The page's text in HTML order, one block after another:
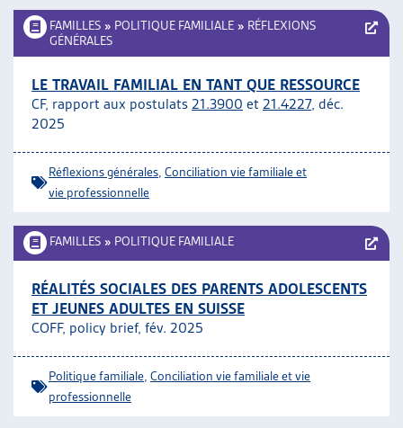
FAMILLES » POLITIQUE FAMILIALE » RÉFLEXIONS
GÉNÉRALES
LE TRAVAIL FAMILIAL EN TANT QUE RESSOURCE
CF, rapport aux postulats 21.3900 et 21.4227, déc.
2025
Réflexions générales Conciliation vie familiale et
vie professionnelle
FAMILLES » POLITIQUE FAMILIALE
RÉALITÉS SOCIALES DES PARENTS ADOLESCENTS
ET JEUNES ADULTES EN SUISSE
COFF, policy brief, fév. 2025
Politique familiale Conciliation vie familiale et vie
professionnelle